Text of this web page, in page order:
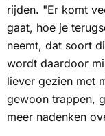
rijden. "Er komt
gaat, hoe je
neemt, dat soort
wordt daardoor
liever gezien met
gewoon trappen,
meer nadenken